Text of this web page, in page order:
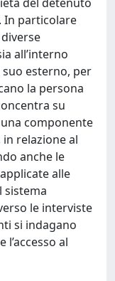
In particolare
all’interno
esterno, per
la persona
su
componente
relazione al
anche le
alle
sistema
le interviste
si indagano
al